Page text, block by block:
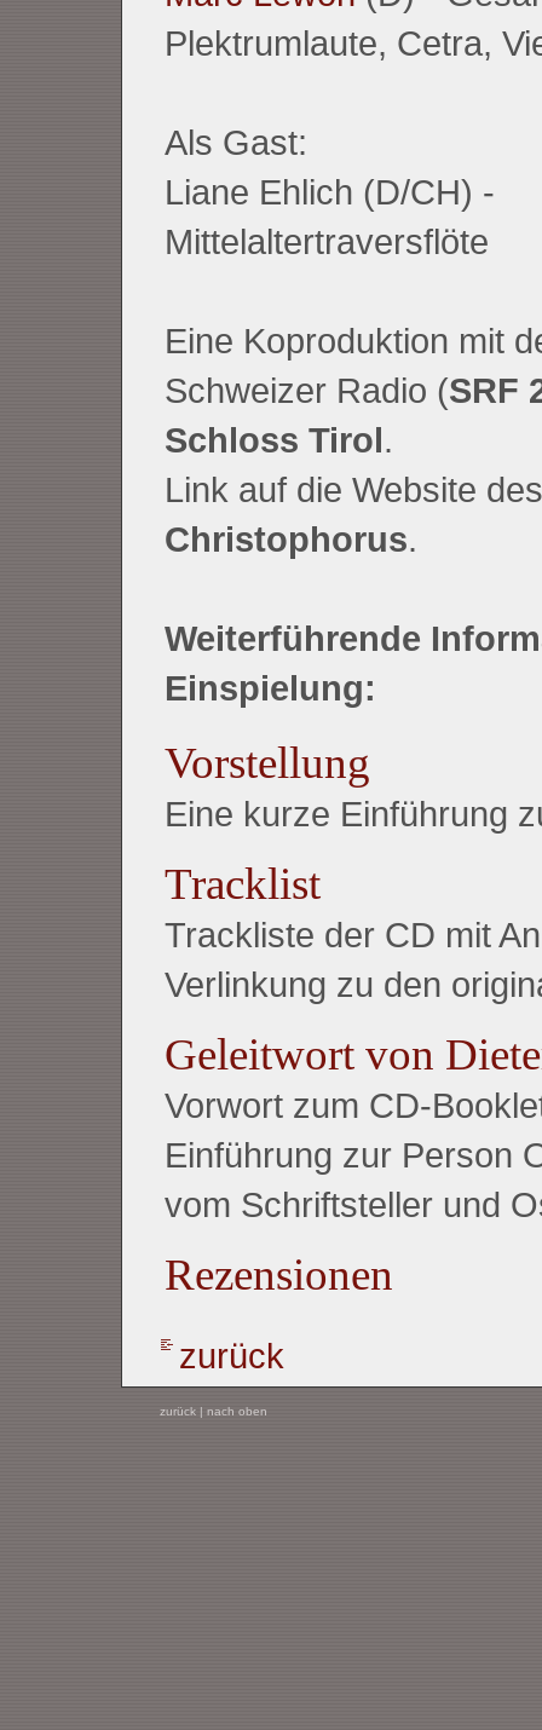
Plektrumlaute, Cetra,
Als Gast:
Liane Ehlich (D/CH) -
Mittelaltertraversflöte
Eine Koproduktion mit
Schweizer Radio (SRF
Schloss Tirol.
Link auf die Website
Christophorus.
Weiterführende
Einspielung:
Vorstellung
Eine kurze Einführung
Tracklist
Trackliste der CD mit
Verlinkung zu den
Geleitwort von
Vorwort zum CD-
Einführung zur Person
vom Schriftsteller und
Rezensionen
zurück
zurück| nach oben